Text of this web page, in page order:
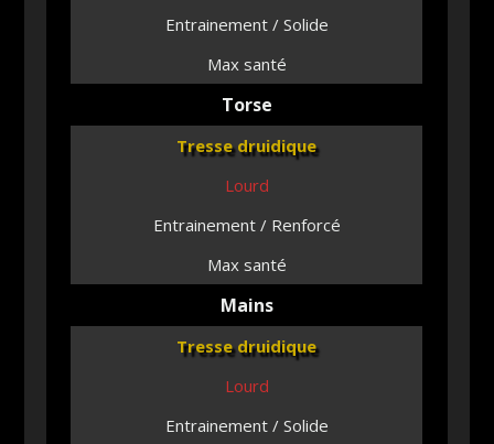
Entrainement / Solide
Max santé
Torse
Tresse druidique
Lourd
Entrainement / Renforcé
Max santé
Mains
Tresse druidique
Lourd
Entrainement / Solide